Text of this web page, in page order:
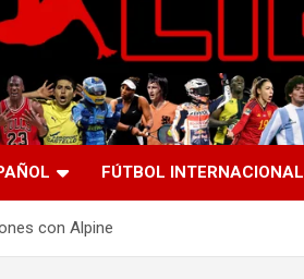
FÚTBOL INTERNACIONAL
con Alpine